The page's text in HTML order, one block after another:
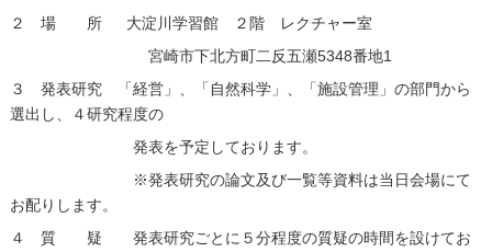
２ 場 所 大淀川学習館 ２階 レクチャー室
宮崎市下北方町二反五瀬5348番地1
３ 発表研究 「経営」、「自然科学」、「施設管理」の部門から
選出し、４研究程度の
発表を予定しております。
※発表研究の論文及び一覧等資料は当日会場にて
お配りします。
４ 質 疑 発表研究ごとに５分程度の質疑の時間を設けてお